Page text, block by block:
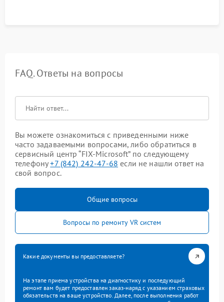
FAQ. Ответы на вопросы
Вы можете ознакомиться с приведенными ниже
часто задаваемыми вопросами, либо обратиться в
сервисный центр “FIX-Microsoft” по следующему
телефону+7 (842) 242-47-68 если не нашли ответ на
свой вопрос.
Общие вопросы
Вопросы по ремонту VR систем
Какие документы вы предоставляете?
На этапе приема устройства на диагностику и последующий
ремонт вам будет предоставлен заказ-наряд с указанием страховых
обязательств на ваше устройство. Далее, после выполнения работ